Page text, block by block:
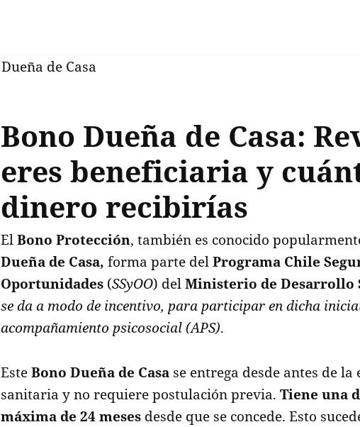
Bono Dueña de Casa:
eres beneficiaria y
dinero recibirías
ElBono Protección, también es conocido
Dueña de Casa,forma parte delPrograma Chile
Oportunidades (SSyOO) delMinisterio de Desarrollo
se da a modo de incentivo, para participar en dicha
acompañamiento psicosocial (APS).
EsteBono Dueña de Casa se entrega desde antes de la
sanitaria y no requiere postulación previa.Tiene una
máxima de 24 meses desde que se concede. Esto